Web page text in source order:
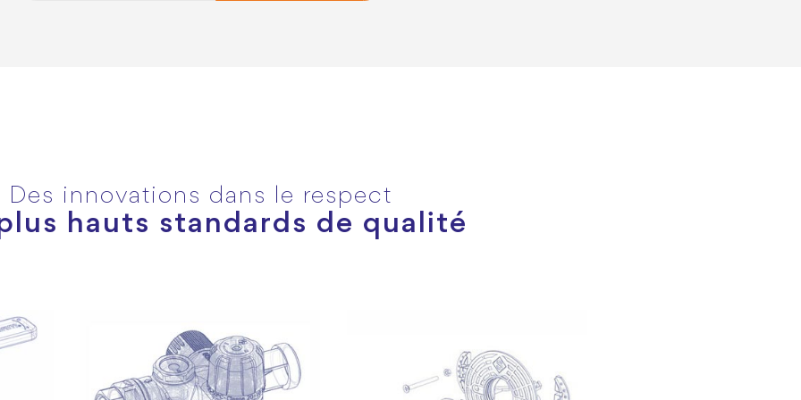
Des innovations dans le respect
hauts standards de qualité